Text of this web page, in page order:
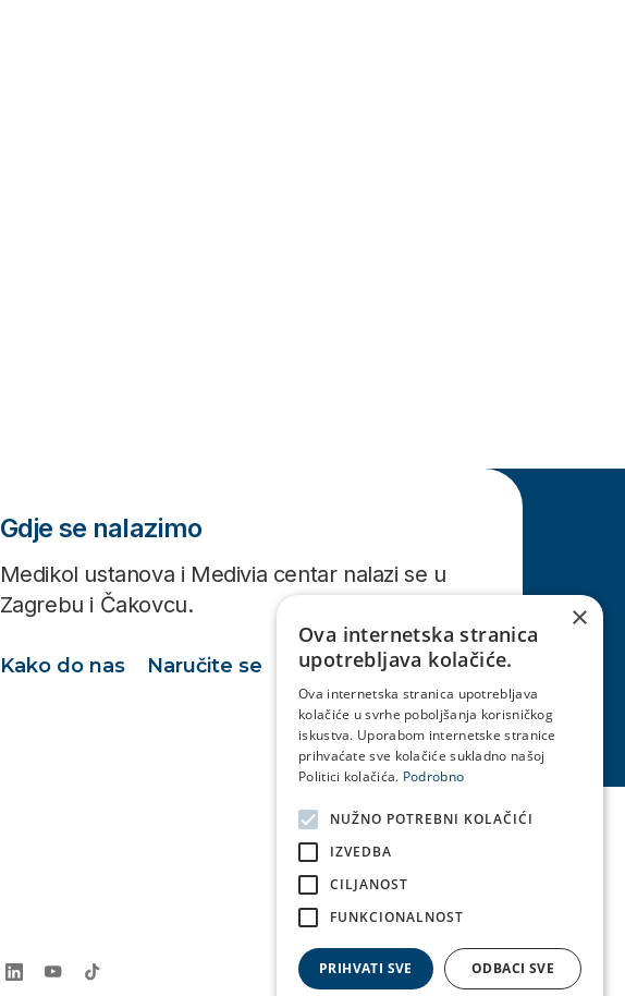
Gdje se nalazimo
Medikol ustanova i Medivia centar nalazi se u
Zagrebu i Čakovcu.
Kako do nas Naručite se
×
Ova internetska stranica
upotrebljava kolačiće.
Ova internetska stranica upotrebljava
kolačiće u svrhe poboljšanja korisničkog
iskustva. Uporabom internetske stranice
prihvaćate sve kolačiće sukladno našoj
Politici kolačića. Podrobno
NUŽNO POTREBNI KOLAČIĆI
IZVEDBA
CILJANOST
FUNKCIONALNOST
PRIHVATI SVE ODBACI SVE